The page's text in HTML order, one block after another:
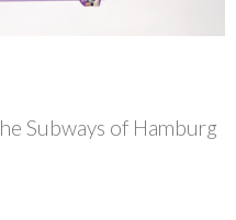
Subways of Hamburg